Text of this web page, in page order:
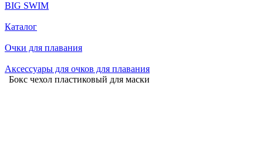
BIG SWIM
Каталог
Очки для плавания
Аксессуары для очков для плавания
Бокс чехол пластиковый для маски